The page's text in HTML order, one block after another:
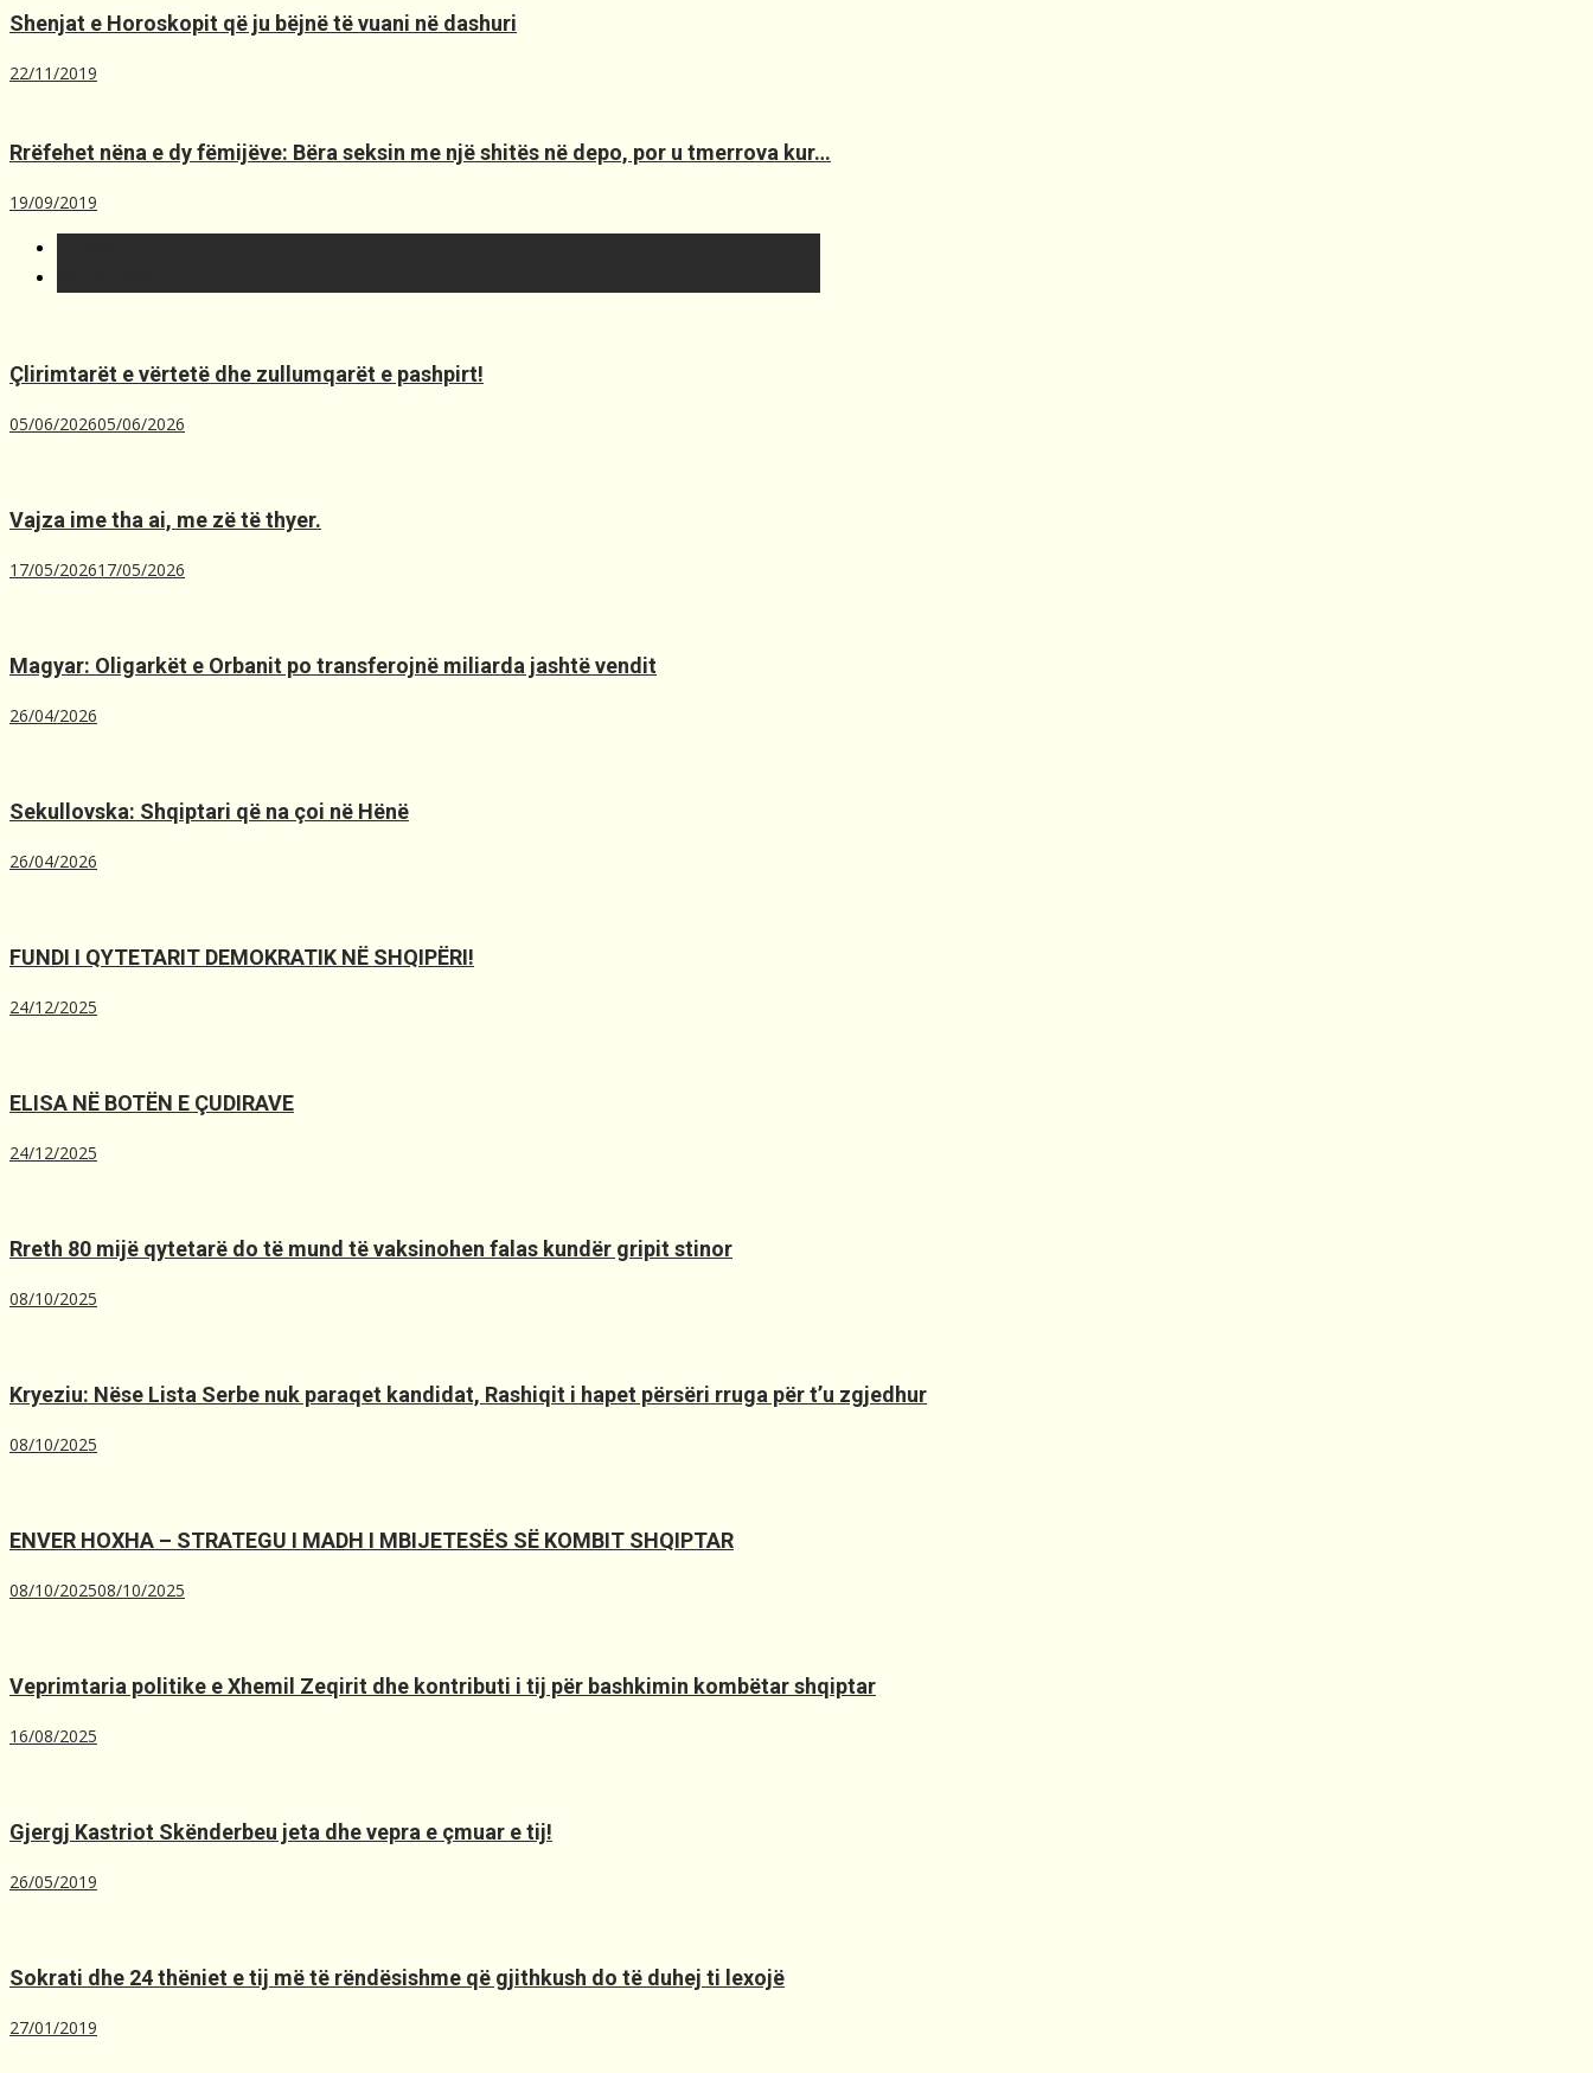
Shenjat e Horoskopit që ju bëjnë të vuani në dashuri
22/11/2019
Rrëfehet nëna e dy fëmijëve: Bëra seksin me një shitës në depo, por u tmerrova kur…
19/09/2019
Çlirimtarët e vërtetë dhe zullumqarët e pashpirt!
05/06/202605/06/2026
Vajza ime tha ai, me zë të thyer.
17/05/202617/05/2026
Magyar: Oligarkët e Orbanit po transferojnë miliarda jashtë vendit
26/04/2026
Sekullovska: Shqiptari që na çoi në Hënë
26/04/2026
FUNDI I QYTETARIT DEMOKRATIK NË SHQIPËRI!
24/12/2025
ELISA NË BOTËN E ÇUDIRAVE
24/12/2025
Rreth 80 mijë qytetarë do të mund të vaksinohen falas kundër gripit stinor
08/10/2025
Kryeziu: Nëse Lista Serbe nuk paraqet kandidat, Rashiqit i hapet përsëri rruga për t’u zgjedhur
08/10/2025
ENVER HOXHA – STRATEGU I MADH I MBIJETESËS SË KOMBIT SHQIPTAR
08/10/202508/10/2025
Veprimtaria politike e Xhemil Zeqirit dhe kontributi i tij për bashkimin kombëtar shqiptar
16/08/2025
Gjergj Kastriot Skënderbeu jeta dhe vepra e çmuar e tij!
26/05/2019
Sokrati dhe 24 thëniet e tij më të rëndësishme që gjithkush do të duhej ti lexojë
27/01/2019